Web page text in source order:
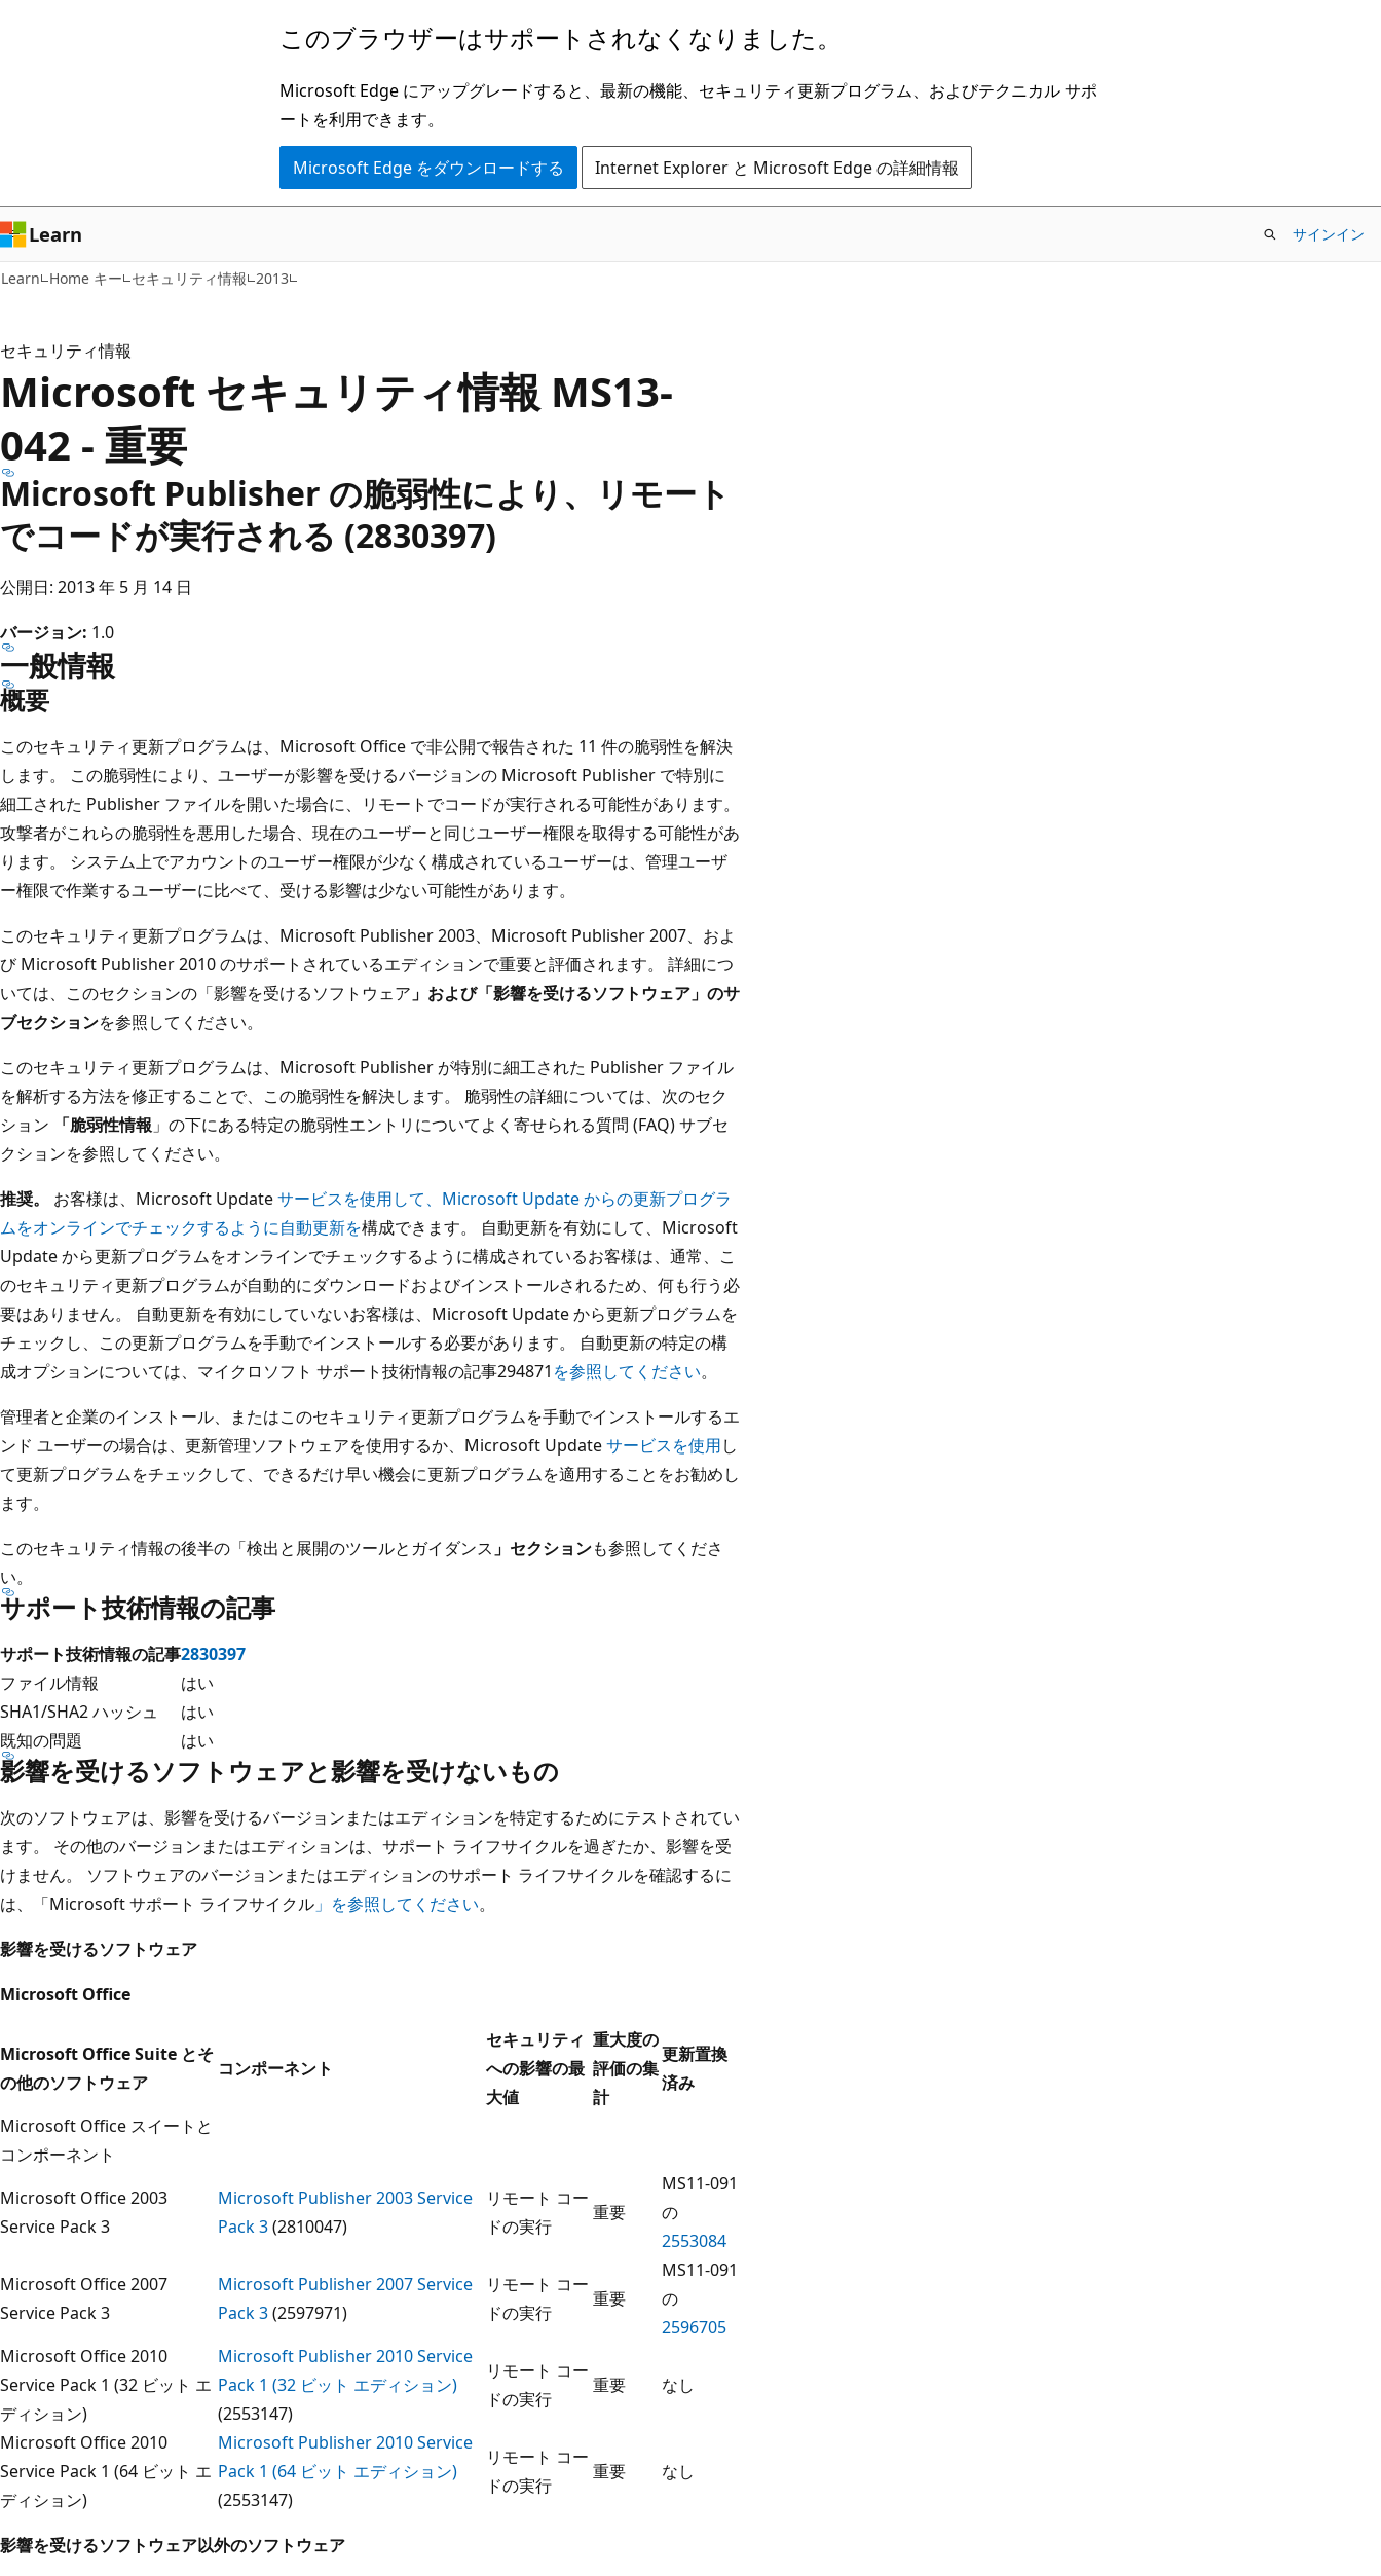
ン
ツ
に
ス
ッ
プ
このブラウザーはサポートされなくなりました。
Microsoft Edge にアップグレードすると、最新の機能、セキュリティ更新プログラム、およびテクニカル サポ
ートを利用できます。
Microsoft Edge をダウンロードする Internet Explorer と Microsoft Edge の詳細情報
Learn サインイン
Learn Home キー セキュリティ情報 2013
セキュリティ情報
Microsoft セキュリティ情報 MS13-
042 - 重要
Microsoft Publisher の脆弱性により、リモート
でコードが実行される (2830397)
公開日: 2013 年 5 月 14 日
バージョン: 1.0
一般情報
概要
このセキュリティ更新プログラムは、Microsoft Office で非公開で報告された 11 件の脆弱性を解決
します。 この脆弱性により、ユーザーが影響を受けるバージョンの Microsoft Publisher で特別に
細工された Publisher ファイルを開いた場合に、リモートでコードが実行される可能性があります。
攻撃者がこれらの脆弱性を悪用した場合、現在のユーザーと同じユーザー権限を取得する可能性があ
ります。 システム上でアカウントのユーザー権限が少なく構成されているユーザーは、管理ユーザ
ー権限で作業するユーザーに比べて、受ける影響は少ない可能性があります。
このセキュリティ更新プログラムは、Microsoft Publisher 2003、Microsoft Publisher 2007、およ
び Microsoft Publisher 2010 のサポートされているエディションで重要と評価されます。 詳細につ
いては、このセクションの「影響を受けるソフトウェア 」および「影響を受けるソフトウェア」のサ
ブセクションを参照してください。
このセキュリティ更新プログラムは、Microsoft Publisher が特別に細工された Publisher ファイル
を解析する方法を修正することで、この脆弱性を解決します。 脆弱性の詳細については、次のセク
ション
「脆弱性情報 」の下にある特定の脆弱性エントリについてよく寄せられる質問 (FAQ) サブセ
クションを参照してください。
推奨。
お客様は、Microsoft Updateサービスを使用して、Microsoft Update からの更新プログラ
ムをオンラインでチェックするように自動更新を構成できます。 自動更新を有効にして、Microsoft
Update から更新プログラムをオンラインでチェックするように構成されているお客様は、通常、こ
のセキュリティ更新プログラムが自動的にダウンロードおよびインストールされるため、何も行う必
要はありません。 自動更新を有効にしていないお客様は、Microsoft Update から更新プログラムを
チェックし、この更新プログラムを手動でインストールする必要があります。 自動更新の特定の構
成オプションについては、マイクロソフト サポート技術情報の記事294871 を参照してください。
管理者と企業のインストール、またはこのセキュリティ更新プログラムを手動でインストールするエ
ンド ユーザーの場合は、更新管理ソフトウェアを使用するか、Microsoft Updateサービスを使用し
て更新プログラムをチェックして、できるだけ早い機会に更新プログラムを適用することをお勧めし
ます。
このセキュリティ情報の後半の「検出と展開のツールとガイダンス 」セクションも参照してくださ
い。
サポート技術情報の記事
サポート技術情報の記事2830397
ファイル情報
はい
SHA1/SHA2 ハッシュ
はい
既知の問題
はい
影響を受けるソフトウェアと影響を受けないもの
次のソフトウェアは、影響を受けるバージョンまたはエディションを特定するためにテストされてい
ます。 その他のバージョンまたはエディションは、サポート ライフサイクルを過ぎたか、影響を受
けません。 ソフトウェアのバージョンまたはエディションのサポート ライフサイクルを確認するに
は、「Microsoft サポート ライフサイクル 」を参照してください。
影響を受けるソフトウェア
Microsoft Office
Microsoft Office Suite とそ
の他のソフトウェア
コンポーネント
セキュリティ
への影響の最
大値
重大度の
評価の集
計
更新置換
済み
Microsoft Office スイートと
コンポーネント
Microsoft Office 2003
Service Pack 3
Microsoft Publisher 2003 Service
Pack 3(2810047)
リモート コー
ドの実行
重要
MS11-091
の
2553084
Microsoft Office 2007
Service Pack 3
Microsoft Publisher 2007 Service
Pack 3(2597971)
リモート コー
ドの実行
重要
MS11-091
の
2596705
Microsoft Office 2010
Service Pack 1 (32 ビット エ
ディション)
Microsoft Publisher 2010 Service
Pack 1 (32 ビット エディション)
(2553147)
リモート コー
ドの実行
重要 なし
Microsoft Office 2010
Service Pack 1 (64 ビット エ
ディション)
Microsoft Publisher 2010 Service
Pack 1 (64 ビット エディション)
(2553147)
リモート コー
ドの実行
重要 なし
影響を受けるソフトウェア以外のソフトウェア